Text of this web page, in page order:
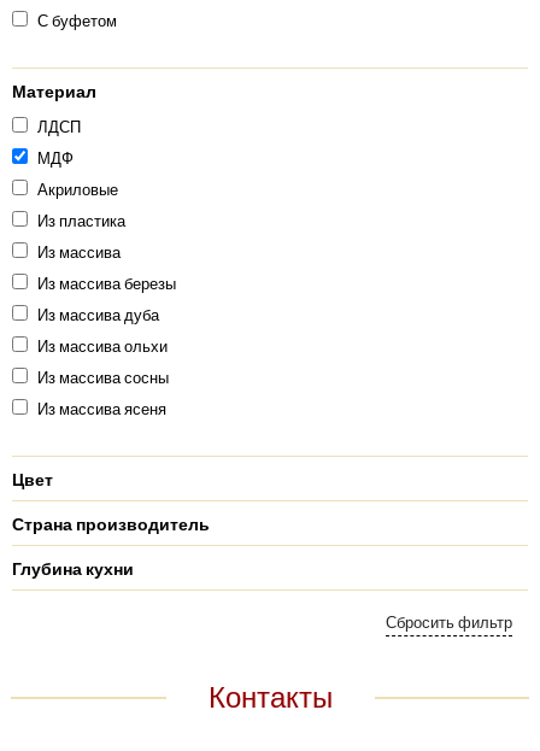
С буфетом
Материал
ЛДСП
МДФ
Акриловые
Из пластика
Из массива
Из массива березы
Из массива дуба
Из массива ольхи
Из массива сосны
Из массива ясеня
Цвет
Страна производитель
Глубина кухни
Контакты